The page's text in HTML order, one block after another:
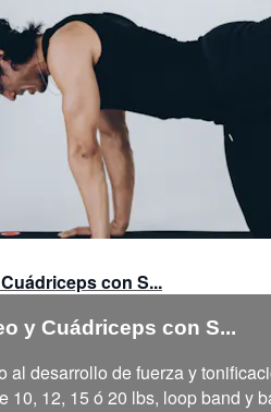
con S...
y Cuádriceps con S...
al desarrollo de fuerza y
10, 12, 15 ó 20 lbs, loop band y